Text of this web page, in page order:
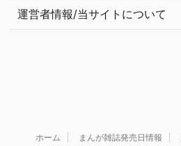
運営者情報/当サイトについて
ホーム まんが雑誌発売日情報